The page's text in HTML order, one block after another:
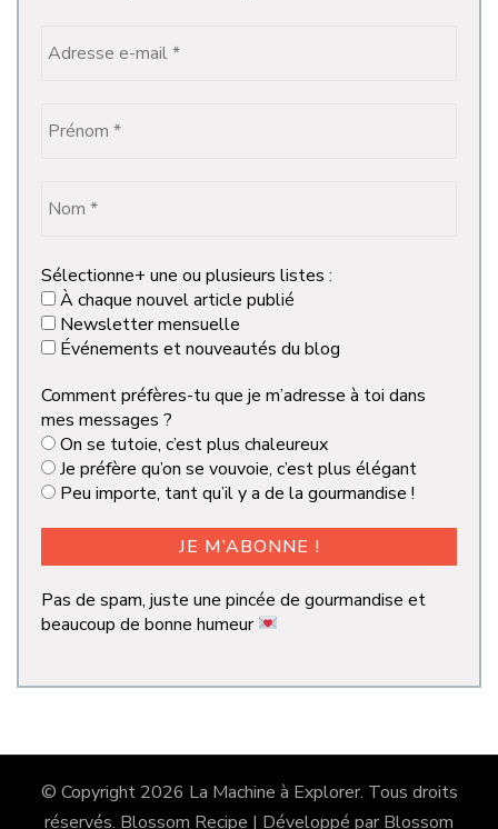
Sélectionne+ une ou plusieurs listes :
À chaque nouvel article publié
Newsletter mensuelle
Événements et nouveautés du blog
Comment préfères-tu que je m’adresse à toi dans
mes messages ?
On se tutoie, c’est plus chaleureux
Je préfère qu’on se vouvoie, c’est plus élégant
Peu importe, tant qu’il y a de la gourmandise !
Pas de spam, juste une pincée de gourmandise et
beaucoup de bonne humeur
© Copyright 2026 La Machine à Explorer. Tous droits
réservés. Blossom Recipe | Développé par Blossom